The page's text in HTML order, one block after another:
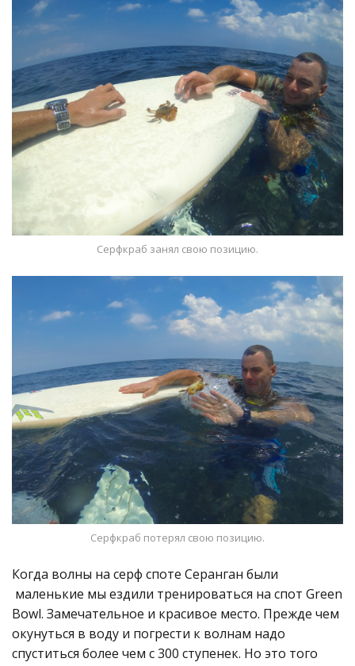
Серфкраб занял свою позицию.
Серфкраб потерял свою позицию.
Когда волны на серф споте Серанган были
маленькие мы ездили тренироваться на спот Green
Bowl. Замечательное и красивое место. Прежде чем
окунуться в воду и погрести к волнам надо
спуститься более чем с 300 ступенек. Но это того